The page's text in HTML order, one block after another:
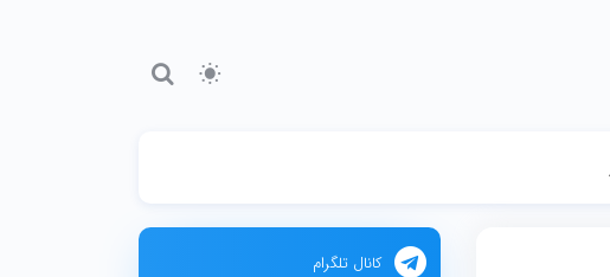
کانال تلگرام